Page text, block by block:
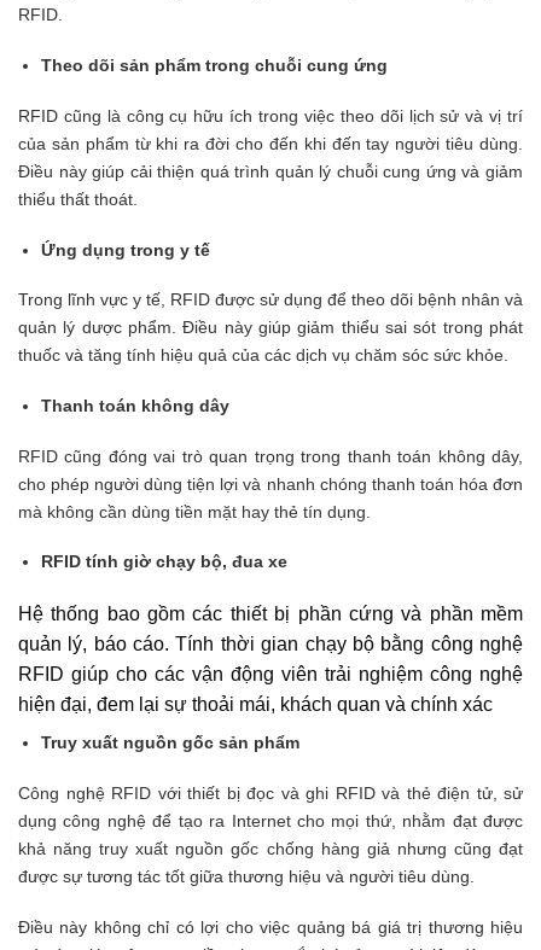
RFID.
Theo dõi sản phẩm trong chuỗi cung ứng
RFID cũng là công cụ hữu ích trong việc theo dõi lịch sử và vị trí
của sản phẩm từ khi ra đời cho đến khi đến tay người tiêu dùng.
Điều này giúp cải thiện quá trình quản lý chuỗi cung ứng và giảm
thiểu thất thoát.
Ứng dụng trong y tế
Trong lĩnh vực y tế, RFID được sử dụng để theo dõi bệnh nhân và
quản lý dược phẩm. Điều này giúp giảm thiểu sai sót trong phát
thuốc và tăng tính hiệu quả của các dịch vụ chăm sóc sức khỏe.
Thanh toán không dây
RFID cũng đóng vai trò quan trọng trong thanh toán không dây,
cho phép người dùng tiện lợi và nhanh chóng thanh toán hóa đơn
mà không cần dùng tiền mặt hay thẻ tín dụng.
RFID tính giờ chạy bộ, đua xe
Hệ thống bao gồm các thiết bị phần cứng và phần mềm
quản lý, báo cáo. Tính thời gian chạy bộ bằng công nghệ
RFID giúp cho các vận động viên trải nghiệm công nghệ
hiện đại, đem lại sự thoải mái, khách quan và chính xác
Truy xuất nguồn gốc sản phẩm
Công nghệ RFID với thiết bị đọc và ghi RFID và thẻ điện tử, sử
dụng công nghệ để tạo ra Internet cho mọi thứ, nhằm đạt được
khả năng truy xuất nguồn gốc chống hàng giả nhưng cũng đạt
được sự tương tác tốt giữa thương hiệu và người tiêu dùng.
Điều này không chỉ có lợi cho việc quảng bá giá trị thương hiệu